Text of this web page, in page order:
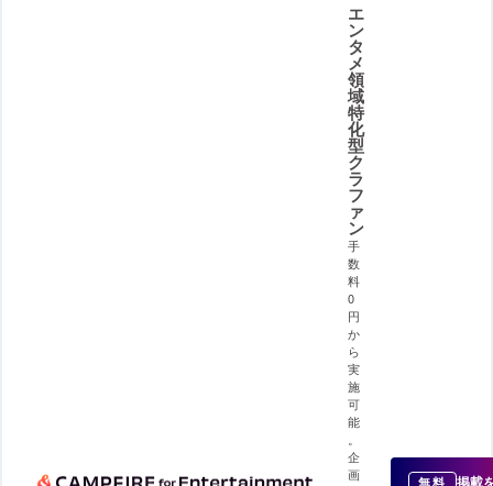
エ
ン
タ
メ
領
域
特
化
型
ク
ラ
フ
ァ
ン
手
数
料
0
円
か
ら
実
施
可
能
。
企
画
無料